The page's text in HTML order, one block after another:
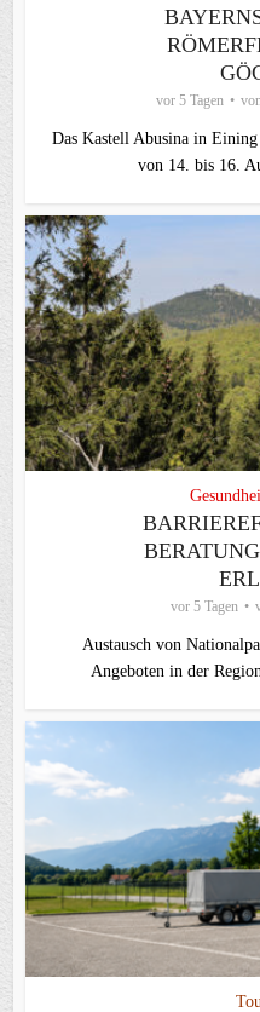
BAYERNS
vor 5 Tagen
Das Kastell Abusina in
von 14. bis 16.
vor 5 Tagen
Austausch von
Angeboten in der